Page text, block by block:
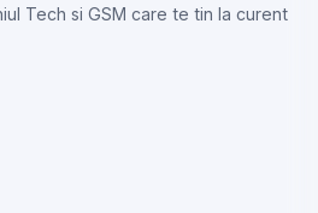
Tech si GSM care te tin la curent